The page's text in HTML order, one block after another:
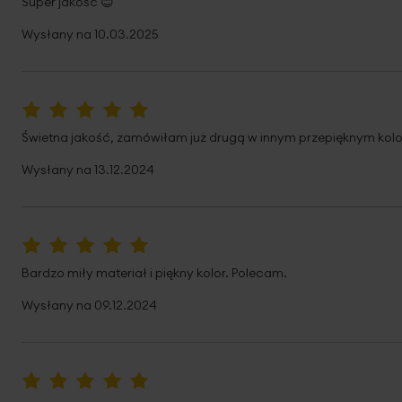
Wysłany na 10.03.2025
100%
Świetna jakość, zamówiłam już drugą w innym przepięknym
Wysłany na 13.12.2024
Bardzo miły materiał i piękny kolor. Polecam.
Wysłany na 09.12.2024